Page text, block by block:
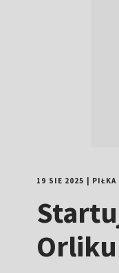
19 SIE 2025 PIŁKA